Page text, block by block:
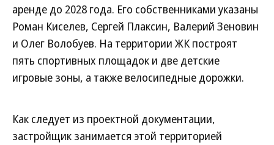
аренде до 2028 года. Его собственниками указаны
Роман Киселев, Сергей Плаксин, Валерий Зеновин
и Олег Волобуев. На территории ЖК построят
пять спортивных площадок и две детские
игровые зоны, а также велосипедные дорожки.
Как следует из проектной документации,
застройщик занимается этой территорией